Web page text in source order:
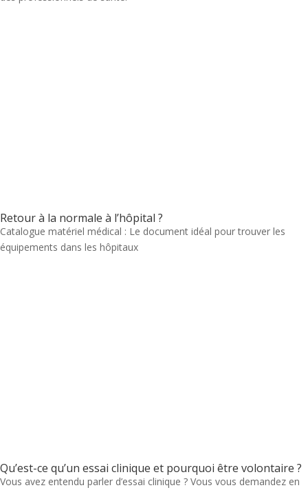
Retour à la normale à l’hôpital ?
Catalogue matériel médical : Le document idéal pour trouver les
équipements dans les hôpitaux
Qu’est-ce qu’un essai clinique et pourquoi être volontaire ?
Vous avez entendu parler d’essai clinique ? Vous vous demandez en